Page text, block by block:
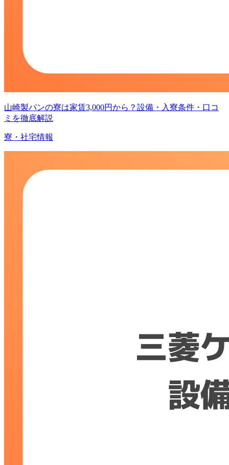
山崎製パンの寮は家賃3,000円から？設備・入寮条件・口コ
ミを徹底解説
寮・社宅情報